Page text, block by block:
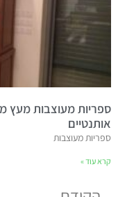
ספריות מעוצבות מעץ
אותנטיים
ספריות מעוצבות
קרא עוד »